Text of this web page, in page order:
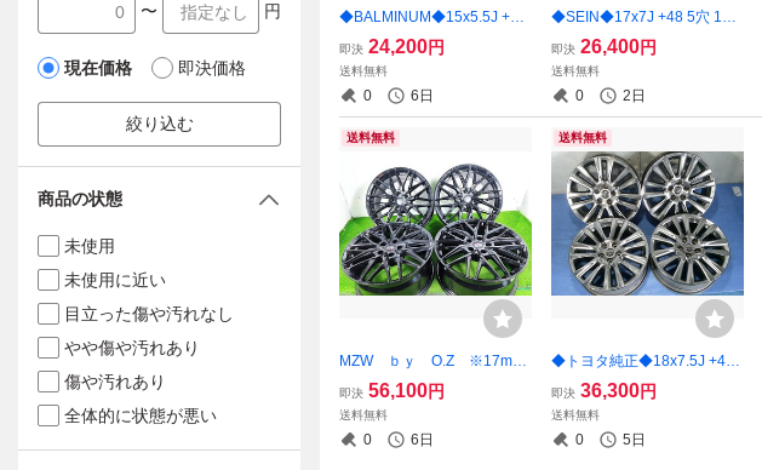
◆BALMINUM◆15x5.5J +42
4穴 100 中古 アルミホイール
4本【福島発 送料無料】FUK-
G18912★15インチ テーパー
座
即決 24,200円
送料無料
0 6日
◆SEIN◆17x7J +48 5穴 114.
3 中古 アルミホイール 4本価
格【福島発 送料無料】FUK-
E15425★17インチ
即決 26,400円
送料無料
0 2日
送料無料
MZW ｂｙ O.Z ※17mm
ナット外車◆ 18x8J +28 5
穴 112 中古 アルミホイール
4本【宮城発 送料無料】MYG
-B16013
即決 56,100円
送料無料
0 6日
送料無料
◆トヨタ純正◆18x7.5J +45
5穴 114.3 中古 アルミホイー
ル 4本価格【福島発 送料無
料】FUK-G19352★平面座
即決 36,300円
送料無料
0 5日
〜 円
現在価格 即決価格
絞り込む
商品の状態
未使用
未使用に近い
目立った傷や汚れなし
やや傷や汚れあり
傷や汚れあり
全体的に状態が悪い